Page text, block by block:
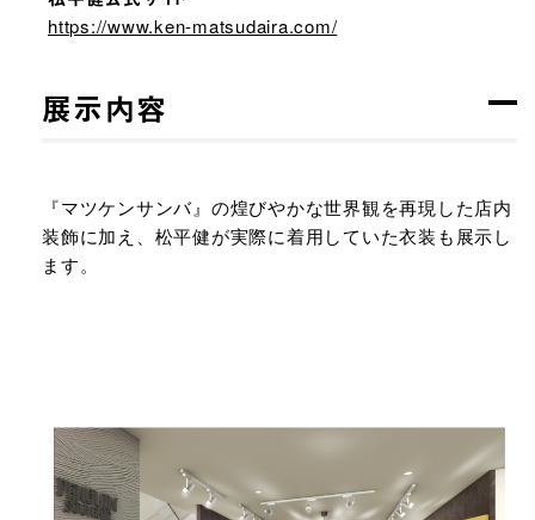
https://www.ken-matsudaira.com/
展示内容
『マツケンサンバ』の煌びやかな世界観を再現した店内
装飾に加え、松平健が実際に着用していた衣装も展示し
ます。